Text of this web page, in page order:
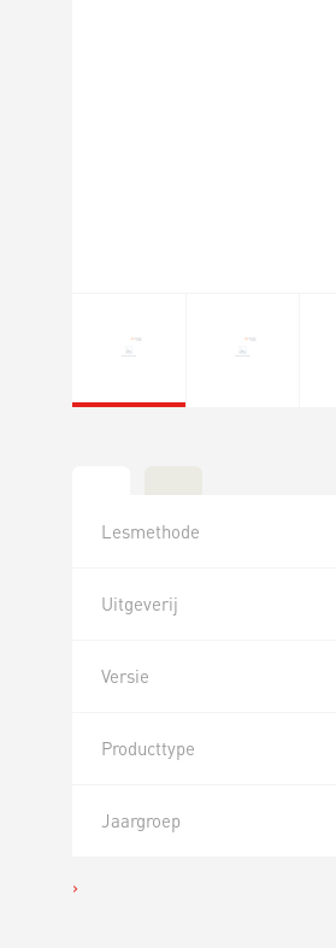
Lesmethode
Uitgeverij
Versie
Producttype
Jaargroep